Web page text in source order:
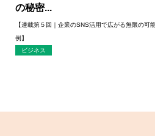
の秘密...
【連載第５回｜企業のSNS活用で広がる無限の可
例】
ビジネス